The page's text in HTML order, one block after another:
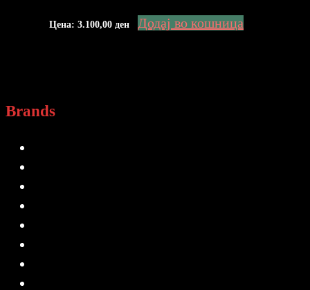
Цена: 3.100,00 ден Додај во кошница
Brands